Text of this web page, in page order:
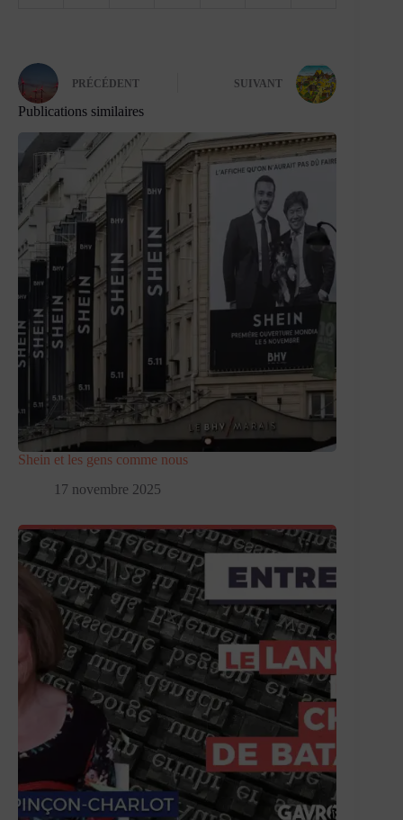
PRÉCÉDENT SUIVANT
Publications similaires
Shein et les gens comme nous
17 novembre 2025